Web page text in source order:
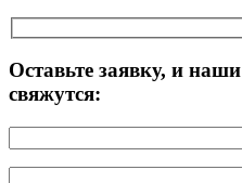
Оставьте заявку, и
свяжутся: